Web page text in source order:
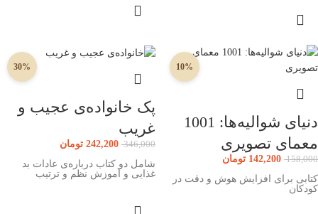
10%
دنیای شوالیه‌ها: 1001
معمای تصویری
158,000
142,200 تومان
کتابی برای افزایش هوش و دقت در
کودکان
30%
پک خانواده‌ی عجیب و
غریب
346,000
242,200 تومان
شامل دو کتاب درباره‌ی عادات بد
غذایی و آموزش نظم و ترتیب